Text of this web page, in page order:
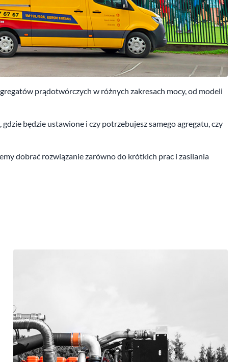
prądotwórczych w różnych zakresach mocy, od modeli
będzie ustawione i czy potrzebujesz samego agregatu, czy
dobrać rozwiązanie zarówno do krótkich prac i zasilania